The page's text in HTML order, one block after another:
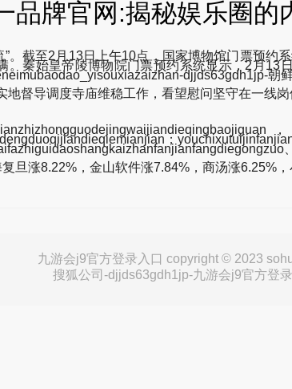
品牌官网:揭秘娱乐圈的
截至2月13日上午10点，国家博物馆门票预约
秦始皇帝陵博物院门票预约系统显示，2月
djjds63gdh1jp-朝
导调度寺庙维稳工作，看望慰问坚守在一线岗
，
；
涨8.22%，金山软件涨7.84%，商汤涨6.25%，
九游会j9官方登录入口 copyright © 2023
搜狐公司-djjds63gdh1jp-九游会j9官方登